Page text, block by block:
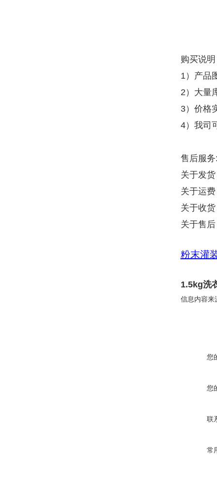
购买说
1）产品
2）大量
3）价格
4）我司
售后服务
关于发
关于运
关于收
关于售
粉末灌
1.5kg洗
信息内容来
您
您
联
常